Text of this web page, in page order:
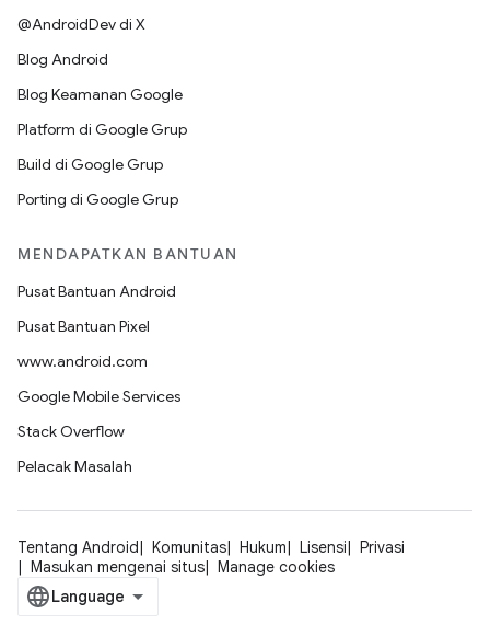
@AndroidDev di X
Blog Android
Blog Keamanan Google
Platform di Google Grup
Build di Google Grup
Porting di Google Grup
MENDAPATKAN BANTUAN
Pusat Bantuan Android
Pusat Bantuan Pixel
www.android.com
Google Mobile Services
Stack Overflow
Pelacak Masalah
Tentang Android Komunitas Hukum Lisensi
Privasi
Masukan mengenai situs
Manage cookies